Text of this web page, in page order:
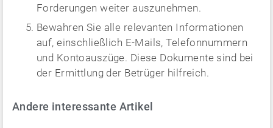
Forderungen weiter auszunehmen.
Bewahren Sie alle relevanten Informationen
auf, einschließlich E-Mails, Telefonnummern
und Kontoauszüge. Diese Dokumente sind bei
der Ermittlung der Betrüger hilfreich.
Andere interessante Artikel